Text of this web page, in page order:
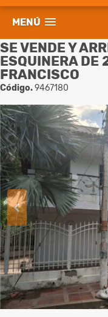
MENÚ
SE VENDE Y
ESQUINERA DE
FRANCISCO
Código.9467180